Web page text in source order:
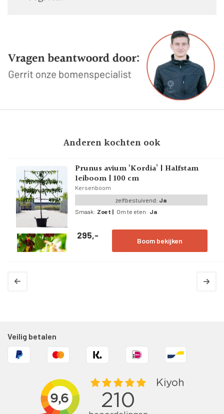
Anderen kochten ook
Prunus avium ‘Kordia’ | Halfstam
leiboom | 100 cm
Kersenboom
zelfbestuivend: Ja
Smaak: Zoet | Om te eten: Ja
295,-
Boom bekijken
Veilig betalen